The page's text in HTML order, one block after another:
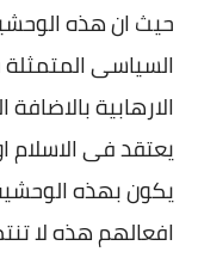
حيث ان هذه
السياسى
الارهابية
يعتقد فى الاسلام
يكون بهذه
افعالهم هذه لا